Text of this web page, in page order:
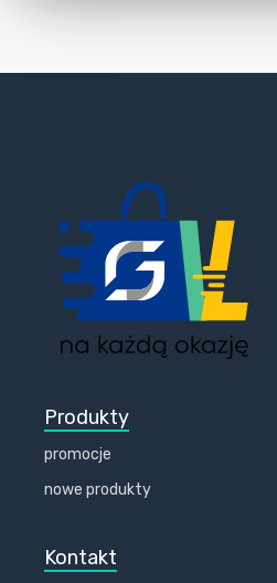
Produkty
promocje
nowe produkty
Kontakt